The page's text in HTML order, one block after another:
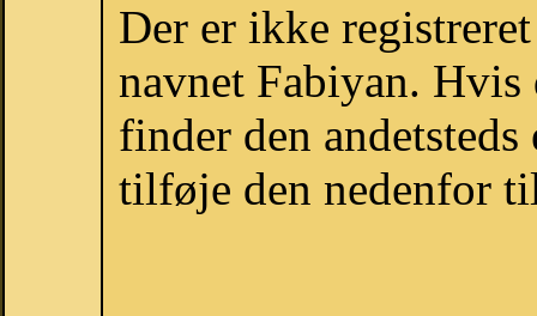
Der er ikke
navnet Fabiyan.
finder den
tilføje den nedenfor